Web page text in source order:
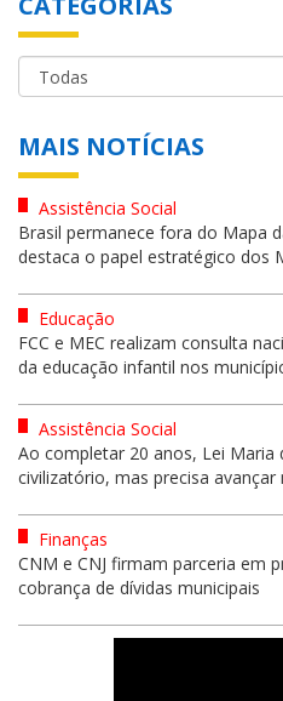
MAIS NOTÍCIAS
Assistência Social
Brasil permanece fora do Mapa
destaca o papel estratégico dos
Educação
FCC e MEC realizam consulta
da educação infantil nos
Assistência Social
Ao completar 20 anos, Lei Maria
civilizatório, mas precisa
Finanças
CNM e CNJ firmam parceria em
cobrança de dívidas municipais